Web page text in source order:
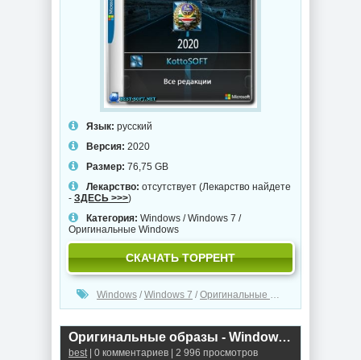
Язык: русский
Версия: 2020
Размер: 76,75 GB
Лекарство: отсутствует (Лекарство найдете
- ЗДЕСЬ >>>)
Категория: Windows /Windows 7 /
Оригинальные Windows
СКАЧАТЬ ТОРРЕНТ
Windows / Windows 7 / Оригинальные Windows
Оригинальные образы - Windows 10.0.18363.535 Version 1909 (Декабрь 2019 Update)
best| 0 комментариев | 2 996 просмотров